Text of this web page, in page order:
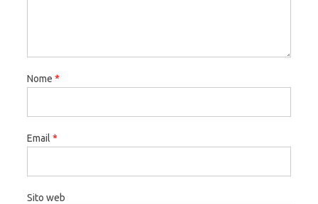
Nome *
Email *
Sito web